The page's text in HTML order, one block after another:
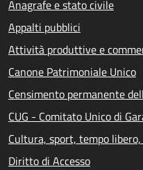
Anagrafe e stato civile
Appalti pubblici
Attività produttive e
Canone Patrimoniale Unico
Censimento permanente
CUG - Comitato Unico di
Cultura, sport, tempo
Diritto di Accesso